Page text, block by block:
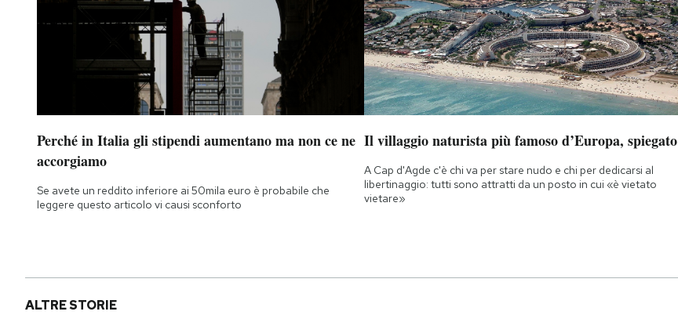
Perché in Italia gli stipendi aumentano ma non ce ne
accorgiamo
Se avete un reddito inferiore ai 50mila euro è probabile che
leggere questo articolo vi causi sconforto
Il villaggio naturista più famoso d’Europa, spiegato
A Cap d'Agde c'è chi va per stare nudo e chi per dedicarsi al
libertinaggio: tutti sono attratti da un posto in cui «è vietato
vietare»
ALTRE STORIE